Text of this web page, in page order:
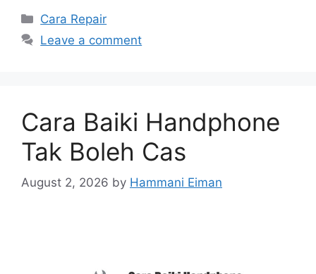
Categories
Cara Repair
Leave a comment
Cara Baiki Handphone
Tak Boleh Cas
August 2, 2026 by Hammani Eiman